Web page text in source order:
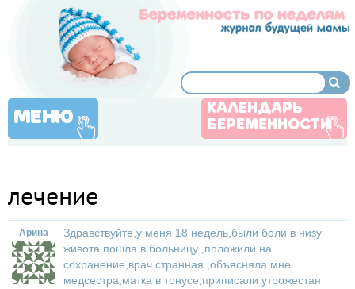
МЕНЮ
КАЛЕНДАРЬ
БЕРЕМЕННОСТИ
лечение
Арина
Здравствуйте,у меня 18 недель,были боли в низу
живота пошла в больницу ,положили на
сохранение,врач странная ,объясняла мне
медсестра,матка в тонусе,приписали утрожестан